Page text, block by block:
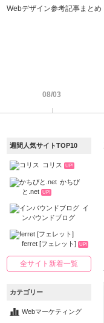
Webデザイン参考記事まとめ
08/03
週間人気サイトTOP10
コリス UP!
かちび
と.net UP!
イ
ンバウンドブログ
ferret [フェレット] UP!
全サイト新着一覧
カテゴリー
Webマーケティング